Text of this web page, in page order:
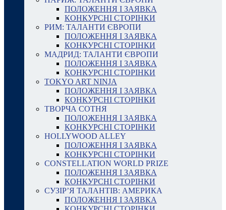
ПОЛОЖЕННЯ І ЗАЯВКА
КОНКУРСНІ СТОРІНКИ
РИМ: ТАЛАНТИ ЄВРОПИ
ПОЛОЖЕННЯ І ЗАЯВКА
КОНКУРСНІ СТОРІНКИ
МАДРИД: ТАЛАНТИ ЄВРОПИ
ПОЛОЖЕННЯ І ЗАЯВКА
КОНКУРСНІ СТОРІНКИ
TOKYO ART NINJA
ПОЛОЖЕННЯ І ЗАЯВКА
КОНКУРСНІ СТОРІНКИ
ТВОРЧА СОТНЯ
ПОЛОЖЕННЯ І ЗАЯВКА
КОНКУРСНІ СТОРІНКИ
HOLLYWOOD ALLEY
ПОЛОЖЕННЯ І ЗАЯВКА
КОНКУРСНІ СТОРІНКИ
CONSTELLATION WORLD PRIZE
ПОЛОЖЕННЯ І ЗАЯВКА
КОНКУРСНІ СТОРІНКИ
СУЗІР’Я ТАЛАНТІВ: АМЕРИКА
ПОЛОЖЕННЯ І ЗАЯВКА